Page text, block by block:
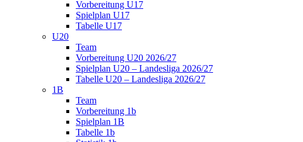
Vorbereitung U17
Spielplan U17
Tabelle U17
U20
Team
Vorbereitung U20 2026/27
Spielplan U20 – Landesliga 2026/27
Tabelle U20 – Landesliga 2026/27
1B
Team
Vorbereitung 1b
Spielplan 1B
Tabelle 1b